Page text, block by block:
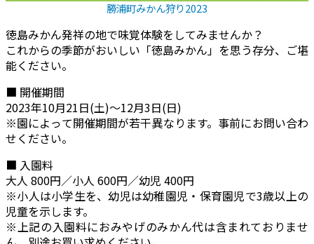
勝浦町みかん狩り2023
徳島みかん発祥の地で味覚体験をしてみませんか？
これからの季節がおいしい「徳島みかん」を思う存分、ご堪
能ください。
■ 開催期間
2023年10月21日(土)～12月3日(日)
※園によって開催期間が若干異なります。事前にお問い合わ
せください。
■ 入園料
大人 800円／小人 600円／幼児 400円
※小人は小学生を、幼児は幼稚園児・保育園児で3歳以上の
児童を示します。
※上記の入園料におみやげのみかん代は含まれておりませ